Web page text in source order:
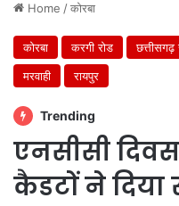
Home /कोरबा
कोरबा करगी रोड छत्तीसगढ़
मरवाही
रायपुर
Trending
एनसीसी
कैडटों ने दिया